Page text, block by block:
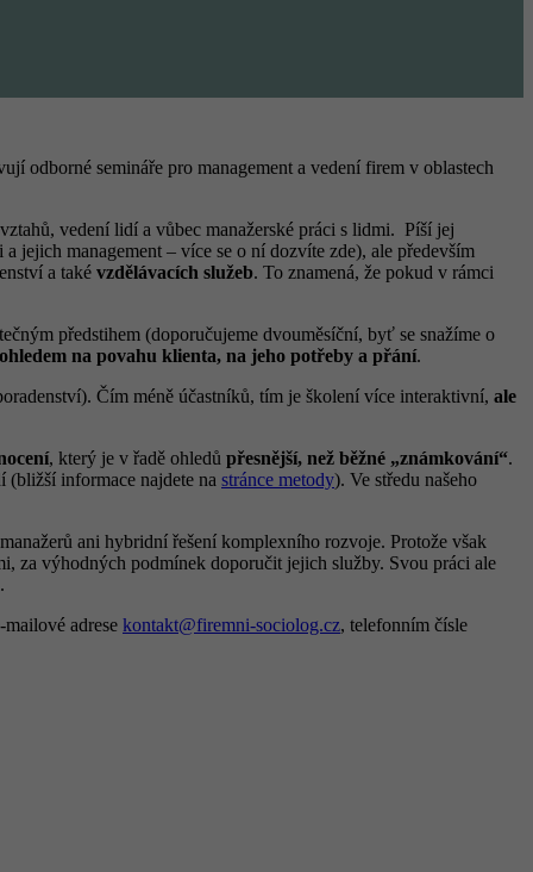
odborné semináře pro management a vedení firem v oblastech
vedení lidí a vůbec manažerské práci s lidmi. Píší jej
jejich management – více se o ní dozvíte zde), ale především
a také vzdělávacích služeb. To znamená, že pokud v rámci
předstihem (doporučujeme dvouměsíční, byť se snažíme o
na povahu klienta, na jeho potřeby a přání.
Čím méně účastníků, tím je školení více interaktivní, ale
, který je v řadě ohledů přesnější, než běžné „známkování“.
(bližší informace najdete na stránce metody). Ve středu našeho
ani hybridní řešení komplexního rozvoje. Protože však
za výhodných podmínek doporučit jejich služby. Svou práci ale
.
adrese kontakt@firemni-sociolog.cz, telefonním čísle